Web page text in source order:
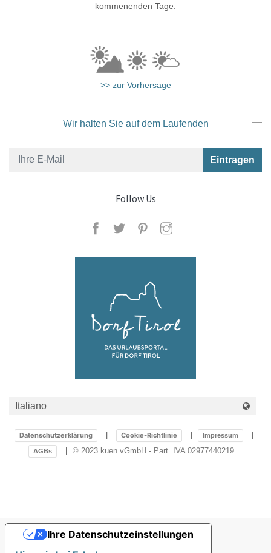
kommenenden Tage.
>> zur Vorhersage
Wir halten Sie auf dem Laufenden
Follow Us
Datenschutzerklärung Cookie-Richtlinie Impressum
AGBs © 2023 kuen vGmbH - Part. IVA 02977440219
Ihre Datenschutzeinstellungen